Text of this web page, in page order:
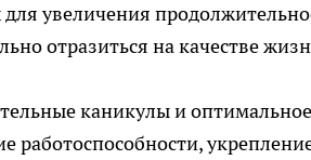
увеличения
отразиться на качестве
каникулы и
работоспособности,